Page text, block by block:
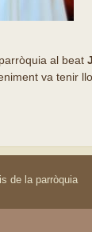
al beat
va tenir
de la parròquia